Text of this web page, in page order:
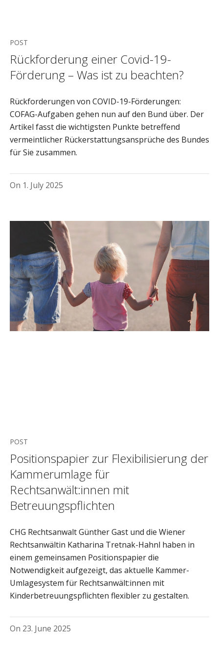
POST
Rückforderung einer Covid-19-
Förderung – Was ist zu beachten?
Rückforderungen von COVID-19-Förderungen:
COFAG-Aufgaben gehen nun auf den Bund über. Der
Artikel fasst die wichtigsten Punkte betreffend
vermeintlicher Rückerstattungsansprüche des Bundes
für Sie zusammen.
On 1. July 2025
POST
Positionspapier zur Flexibilisierung der
Kammerumlage für
Rechtsanwält:innen mit
Betreuungspflichten
CHG Rechtsanwalt Günther Gast und die Wiener
Rechtsanwältin Katharina Tretnak-Hahnl haben in
einem gemeinsamen Positionspapier die
Notwendigkeit aufgezeigt, das aktuelle Kammer-
Umlagesystem für Rechtsanwält:innen mit
Kinderbetreuungspflichten flexibler zu gestalten.
On 23. June 2025